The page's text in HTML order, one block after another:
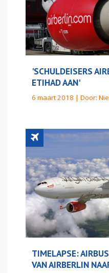
'SCHULDEISERS
ETIHAD AAN'
6 maart 2018 | Door:
TIMELAPSE:
VAN AIRBERLIN